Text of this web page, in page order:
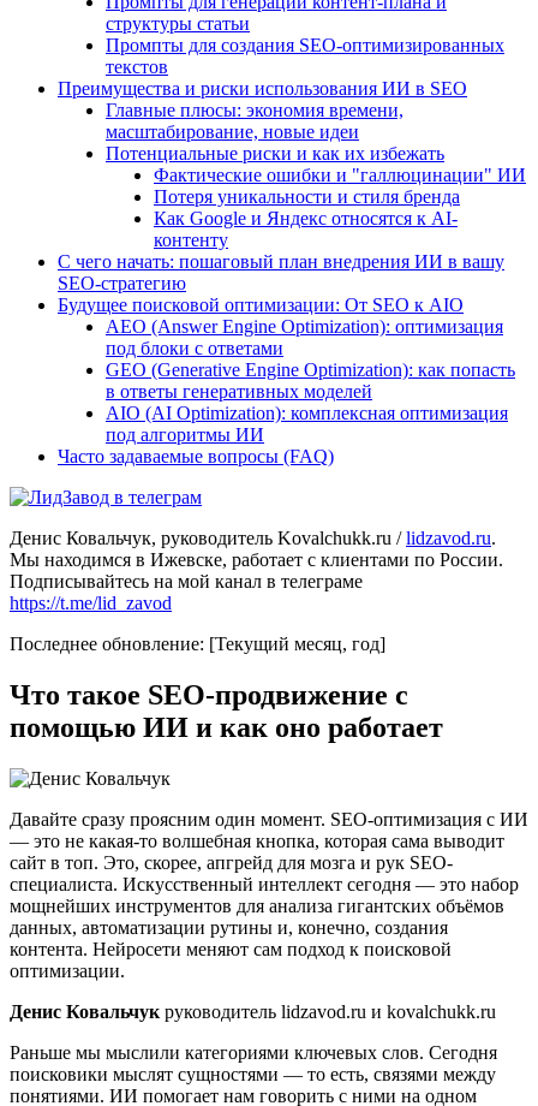
структуры статьи
Промпты для создания SEO-оптимизированных
текстов
Преимущества и риски использования ИИ в SEO
Главные плюсы: экономия времени,
масштабирование, новые идеи
Потенциальные риски и как их избежать
Фактические ошибки и "галлюцинации" ИИ
Потеря уникальности и стиля бренда
Как Google и Яндекс относятся к AI-
контенту
С чего начать: пошаговый план внедрения ИИ в вашу
SEO-стратегию
Будущее поисковой оптимизации: От SEO к AIO
AEO (Answer Engine Optimization): оптимизация
под блоки с ответами
GEO (Generative Engine Optimization): как попасть
в ответы генеративных моделей
AIO (AI Optimization): комплексная оптимизация
под алгоритмы ИИ
Часто задаваемые вопросы (FAQ)
Денис Ковальчук, руководитель Kovalchukk.ru /lidzavod.ru.
Мы находимся в Ижевске, работает с клиентами по России.
Подписывайтесь на мой канал в телеграме
https://t.me/lid_zavod
Последнее обновление: [Текущий месяц, год]
Что такое SEO-продвижение с
помощью ИИ и как оно работает
Давайте сразу проясним один момент. SEO-оптимизация с ИИ
— это не какая-то волшебная кнопка, которая сама выводит
сайт в топ. Это, скорее, апгрейд для мозга и рук SEO-
специалиста. Искусственный интеллект сегодня — это набор
мощнейших инструментов для анализа гигантских объёмов
данных, автоматизации рутины и, конечно, создания
контента. Нейросети меняют сам подход к поисковой
оптимизации.
Денис Ковальчук руководитель lidzavod.ru и kovalchukk.ru
Раньше мы мыслили категориями ключевых слов. Сегодня
поисковики мыслят сущностями — то есть, связями между
понятиями. ИИ помогает нам говорить с ними на одном